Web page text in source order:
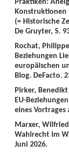
Konstruktionen
(= Historische
De Gruyter, S.
Rochat,
Beziehungen
europäischen
Blog. DeFacto.
Pirker,
EU-
eines
Marxer,
Wahlrecht im
Juni 2026.